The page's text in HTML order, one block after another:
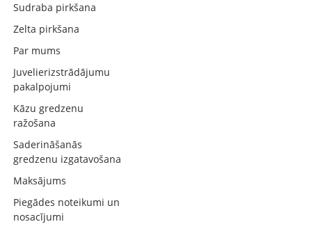
Sudraba pirkšana
Zelta pirkšana
Par mums
Juvelierizstrādājumu
pakalpojumi
Kāzu gredzenu
ražošana
Saderināšanās
gredzenu izgatavošana
Maksājums
Piegādes noteikumi un
nosacījumi